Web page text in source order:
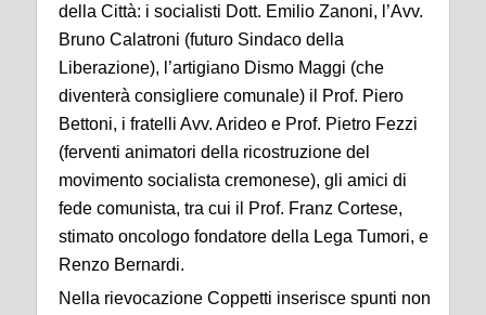
della Città: i socialisti Dott. Emilio Zanoni, l’Avv.
Bruno Calatroni (futuro Sindaco della
Liberazione), l’artigiano Dismo Maggi (che
diventerà consigliere comunale) il Prof. Piero
Bettoni, i fratelli Avv. Arideo e Prof. Pietro Fezzi
(ferventi animatori della ricostruzione del
movimento socialista cremonese), gli amici di
fede comunista, tra cui il Prof. Franz Cortese,
stimato oncologo fondatore della Lega Tumori, e
Renzo Bernardi.
Nella rievocazione Coppetti inserisce spunti non